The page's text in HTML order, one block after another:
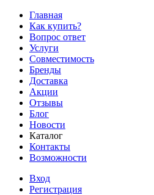
Главная
Как купить?
Вопрос ответ
Услуги
Совместимость
Бренды
Доставка
Акции
Отзывы
Блог
Новости
Каталог
Контакты
Возможности
Вход
Регистрация